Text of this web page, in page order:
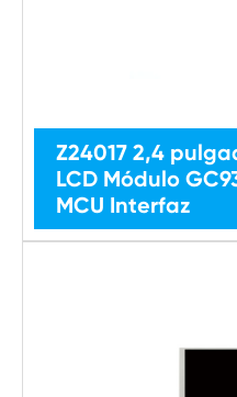
Z24017 2,4
LCD Módulo
MCU Interfaz